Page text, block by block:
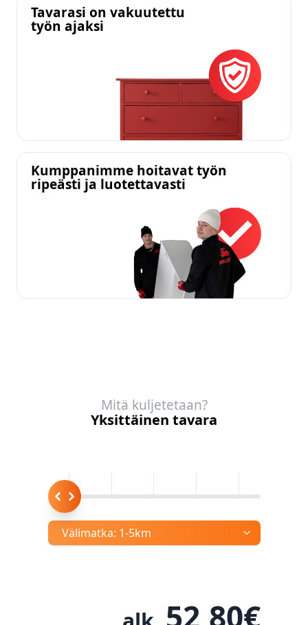
Tavarasi on vakuutettu
työn ajaksi
Kumppanimme hoitavat työn
ripeästi ja luotettavasti
Mitä kuljetetaan?
Yksittäinen tavara
Välimatka: 1-5km